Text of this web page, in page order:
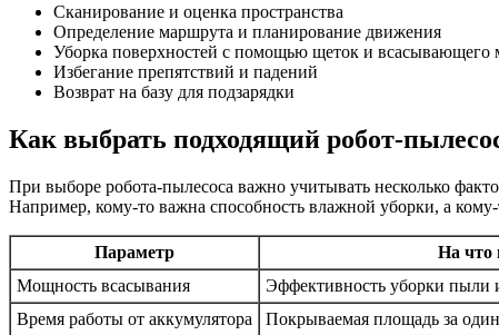
Сканирование и оценка пространства
Определение маршрута и планирование движения
Уборка поверхностей с помощью щеток и всасывающего
Избегание препятствий и падений
Возврат на базу для подзарядки
Как выбрать подходящий робот-
При выборе робота-пылесоса важно учитывать несколько
Например, кому-то важна способность влажной уборки, а
Параметр На что
Мощность всасывания
Эффективность уборки пыли
Время работы от аккумулятора
Покрываемая площадь за